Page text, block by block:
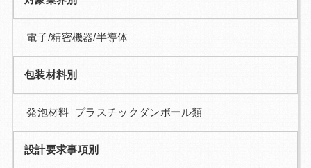
電子/精密機器/半導体
包装材料別
発泡材料 プラスチックダンボール類
設計要求事項別